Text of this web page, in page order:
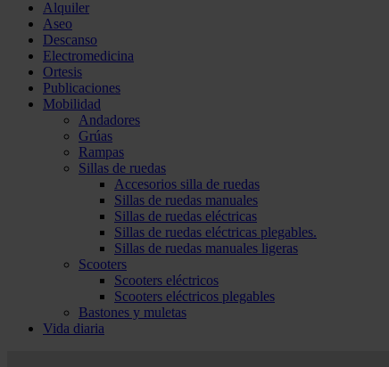
Alquiler
Aseo
Descanso
Electromedicina
Ortesis
Publicaciones
Mobilidad
Andadores
Grúas
Rampas
Sillas de ruedas
Accesorios silla de ruedas
Sillas de ruedas manuales
Sillas de ruedas eléctricas
Sillas de ruedas eléctricas plegables.
Sillas de ruedas manuales ligeras
Scooters
Scooters eléctricos
Scooters eléctricos plegables
Bastones y muletas
Vida diaria